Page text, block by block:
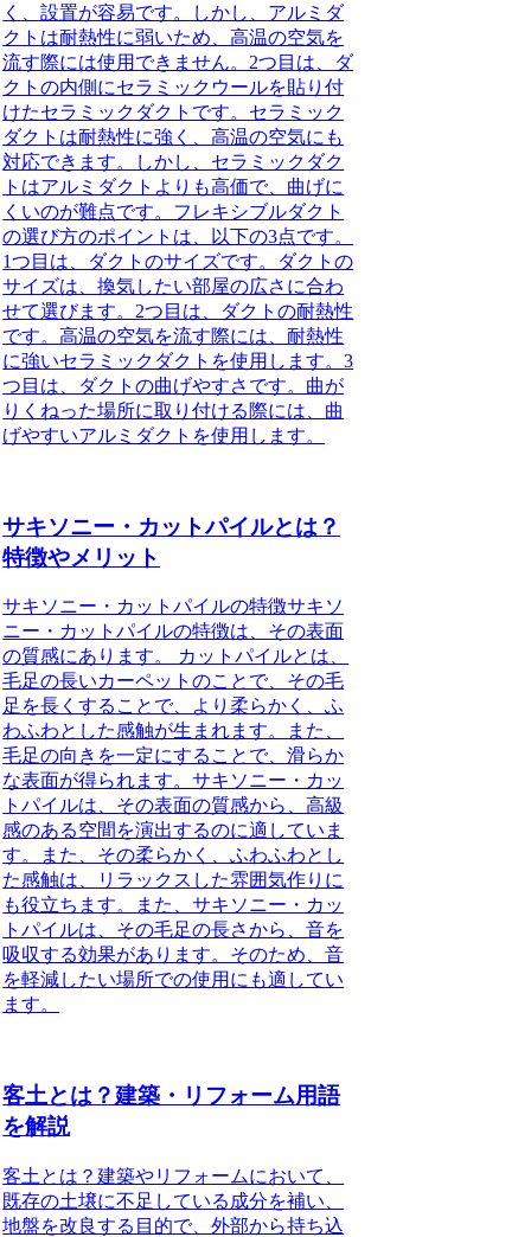
く、設置が容易です。しかし、アルミダ
クトは耐熱性に弱いため、高温の空気を
流す際には使用できません。2つ目は、ダ
クトの内側にセラミックウールを貼り付
けたセラミックダクトです。セラミック
ダクトは耐熱性に強く、高温の空気にも
対応できます。しかし、セラミックダク
トはアルミダクトよりも高価で、曲げに
くいのが難点です。フレキシブルダクト
の選び方のポイントは、以下の3点です。
1つ目は、ダクトのサイズです。ダクトの
サイズは、換気したい部屋の広さに合わ
せて選びます。2つ目は、ダクトの耐熱性
です。高温の空気を流す際には、耐熱性
に強いセラミックダクトを使用します。3
つ目は、ダクトの曲げやすさです。曲が
りくねった場所に取り付ける際には、曲
げやすいアルミダクトを使用します。
サキソニー・カットパイルとは？
特徴やメリット
サキソニー・カットパイルの特徴サキソ
ニー・カットパイルの特徴は、その表面
の質感にあります。 カットパイルとは、
毛足の長いカーペットのことで、その毛
足を長くすることで、より柔らかく、ふ
わふわとした感触が生まれます。また、
毛足の向きを一定にすることで、滑らか
な表面が得られます。サキソニー・カッ
トパイルは、その表面の質感から、高級
感のある空間を演出するのに適していま
す。また、その柔らかく、ふわふわとし
た感触は、リラックスした雰囲気作りに
も役立ちます。また、サキソニー・カッ
トパイルは、その毛足の長さから、音を
吸収する効果があります。そのため、音
を軽減したい場所での使用にも適してい
ます。
客土とは？建築・リフォーム用語
を解説
客土とは？建築やリフォームにおいて、
既存の土壌に不足している成分を補い、
地盤を改良する目的で、外部から持ち込